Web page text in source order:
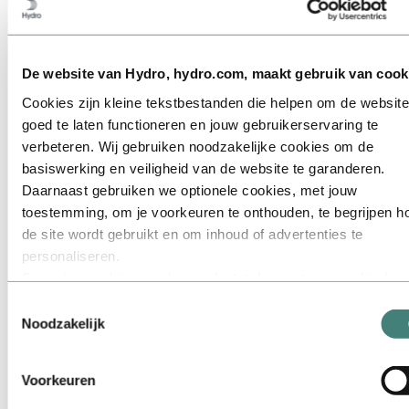
De website van Hydro, hydro.com, maakt gebruik van
Cookies zijn kleine tekstbestanden die helpen om de website
goed te laten functioneren en jouw gebruikerservaring te
verbeteren. Wij gebruiken noodzakelijke cookies om de
basiswerking en veiligheid van de website te garanderen.
Daarnaast gebruiken we optionele cookies, met jouw
toestemming, om je voorkeuren te onthouden, te begrijpen
de site wordt gebruikt en om inhoud of advertenties te
personaliseren.
advertenties. Deze derden kunnen informatie die zij via jouw
gebruik van onze website verzamelen, combineren met
verzameld via jouw gebruik van hun diensten. De derde
Noodzakelijk
Voorkeuren
Ga naar:Duurzaamheid
Duurzaamheidsrapportage
Routekaart naar net-zero
Actief in het Braziliaanse Amazonegebied
Contactpersoon duurzaamheid
Ga naar: Carrières
Vacatures
Studenten en afgestudeerden
Leven bij Hydro
Carrièregebieden
Ontmoet onze mensen
Wervingstraject
Contact en FAQ
Ga naar:Media
Hydro in één oogopslag